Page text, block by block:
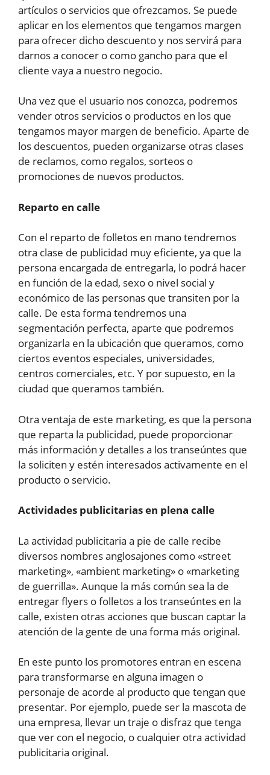
artículos o servicios que ofrezcamos. Se puede
aplicar en los elementos que tengamos margen
para ofrecer dicho descuento y nos servirá para
darnos a conocer o como gancho para que el
cliente vaya a nuestro negocio.
Una vez que el usuario nos conozca, podremos
vender otros servicios o productos en los que
tengamos mayor margen de beneficio. Aparte de
los descuentos, pueden organizarse otras clases
de reclamos, como regalos, sorteos o
promociones de nuevos productos.
Reparto en calle
Con el reparto de folletos en mano tendremos
otra clase de publicidad muy eficiente, ya que la
persona encargada de entregarla, lo podrá hacer
en función de la edad, sexo o nivel social y
económico de las personas que transiten por la
calle. De esta forma tendremos una
segmentación perfecta, aparte que podremos
organizarla en la ubicación que queramos, como
ciertos eventos especiales, universidades,
centros comerciales, etc. Y por supuesto, en la
ciudad que queramos también.
Otra ventaja de este marketing, es que la persona
que reparta la publicidad, puede proporcionar
más información y detalles a los transeúntes que
la soliciten y estén interesados activamente en el
producto o servicio.
Actividades publicitarias en plena calle
La actividad publicitaria a pie de calle recibe
diversos nombres anglosajones como «street
marketing», «ambient marketing» o «marketing
de guerrilla». Aunque la más común sea la de
entregar flyers o folletos a los transeúntes en la
calle, existen otras acciones que buscan captar la
atención de la gente de una forma más original.
En este punto los promotores entran en escena
para transformarse en alguna imagen o
personaje de acorde al producto que tengan que
presentar. Por ejemplo, puede ser la mascota de
una empresa, llevar un traje o disfraz que tenga
que ver con el negocio, o cualquier otra actividad
publicitaria original.